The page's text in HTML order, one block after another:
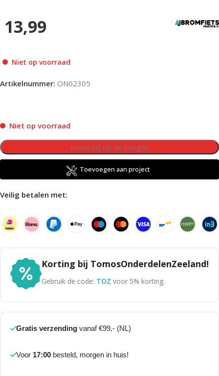
13,99
Niet op voorraad
Artikelnummer: ON02305
Niet op voorraad
Toevoegen aan project
Veilig betalen met:
Korting bij TomosOnderdelenZeeland!
Gebruik de code: TOZ voor 5% korting.
Gratis verzending vanaf €99,- (NL)
Voor 17:00 besteld, morgen in huis!